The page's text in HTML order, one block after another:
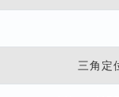
三角定